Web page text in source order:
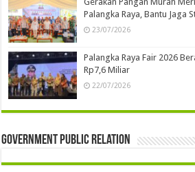
Palangka Raya, Bantu Jaga
23/07/2026
Palangka Raya Fair 2026
Rp7,6 Miliar
22/07/2026
Government Public Relation